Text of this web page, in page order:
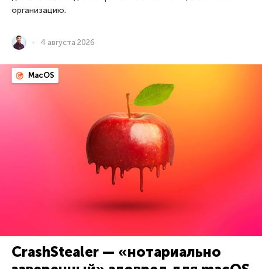
организацию.
4 августа 2026
MacOS
CrashStealer — «нотариально